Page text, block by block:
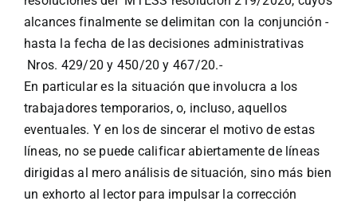
alcances finalmente se delimitan con la conjunción -
hasta la fecha de las decisiones administrativas
Nros. 429/20 y 450/20 y 467/20.-
En particular es la situación que involucra a los
trabajadores temporarios, o, incluso, aquellos
eventuales. Y en los de sincerar el motivo de estas
líneas, no se puede calificar abiertamente de líneas
dirigidas al mero análisis de situación, sino más bien
un exhorto al lector para impulsar la corrección